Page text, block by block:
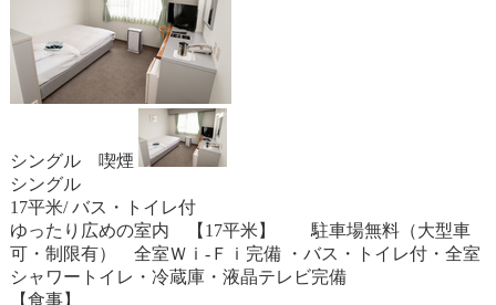
シングル 喫煙
シングル
17平米/ バス・トイレ付
ゆったり広めの室内 【17平米】 駐車場無料（大型車
可・制限有） 全室Ｗｉ-Ｆｉ完備 ・バス・トイレ付・全室
シャワートイレ・冷蔵庫・液晶テレビ完備
【食事】